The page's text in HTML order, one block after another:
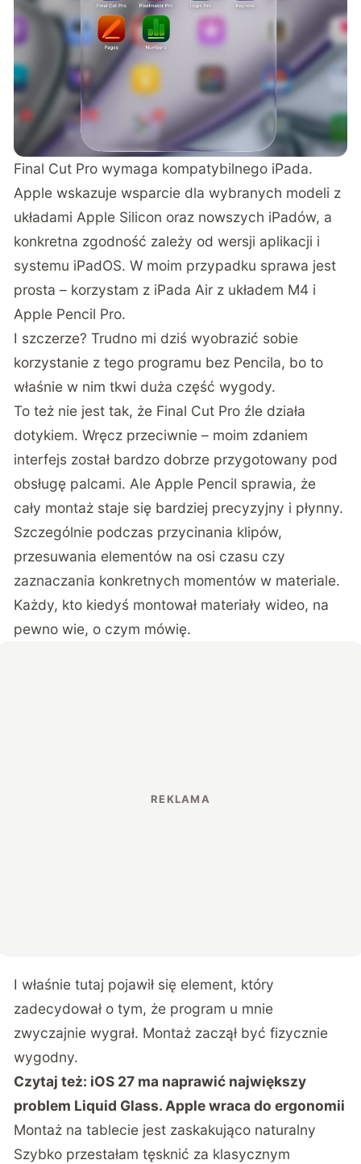
Final Cut Pro wymaga kompatybilnego iPada.
Apple wskazuje wsparcie dla wybranych modeli z
układami Apple Silicon oraz nowszych iPadów, a
konkretna zgodność zależy od wersji aplikacji i
systemu iPadOS. W moim przypadku sprawa jest
prosta – korzystam z iPada Air z układem M4 i
Apple Pencil Pro.
I szczerze? Trudno mi dziś wyobrazić sobie
korzystanie z tego programu bez Pencila, bo to
właśnie w nim tkwi duża część wygody.
To też nie jest tak, że Final Cut Pro źle działa
dotykiem. Wręcz przeciwnie – moim zdaniem
interfejs został bardzo dobrze przygotowany pod
obsługę palcami. Ale Apple Pencil sprawia, że
cały montaż staje się bardziej precyzyjny i płynny.
Szczególnie podczas przycinania klipów,
przesuwania elementów na osi czasu czy
zaznaczania konkretnych momentów w materiale.
Każdy, kto kiedyś montował materiały wideo, na
pewno wie, o czym mówię.
I właśnie tutaj pojawił się element, który
zadecydował o tym, że program u mnie
zwyczajnie wygrał. Montaż zaczął być fizycznie
wygodny.
Czytaj też: iOS 27 ma naprawić największy
problem Liquid Glass. Apple wraca do ergonomii
Montaż na tablecie jest zaskakująco naturalny
Szybko przestałam tęsknić za klasycznym